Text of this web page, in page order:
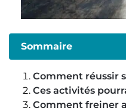
Sommaire
Comment réussir
Ces activités
Comment freiner